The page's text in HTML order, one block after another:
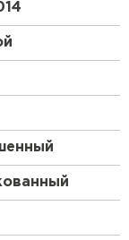
зданий,
нужен, когда
а марка